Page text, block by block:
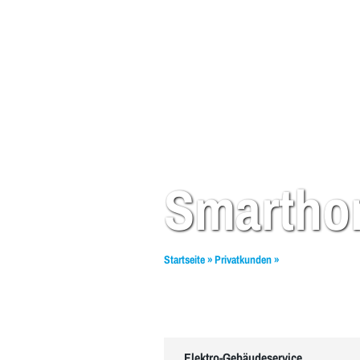
Startseite»Privatkunden»